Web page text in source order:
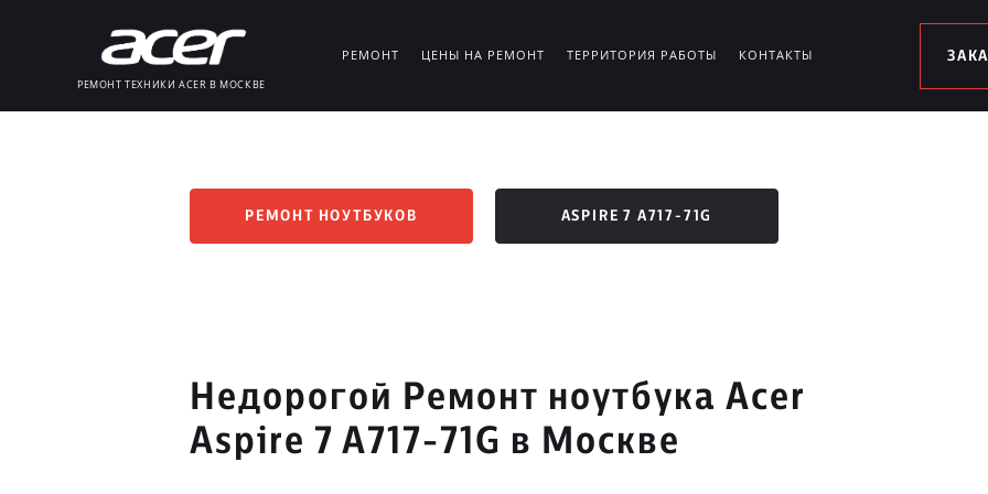
РЕМОНТ ТЕХНИКИ ACER В МОСКВЕ
РЕМОНТ ЦЕНЫ НА РЕМОНТ ТЕРРИТОРИЯ РАБОТЫ КОНТАКТЫ
РЕМОНТ НОУТБУКОВ ASPIRE 7 A717-71G
Недорогой Ремонт ноутбука Acer
Aspire 7 A717-71G в Москве